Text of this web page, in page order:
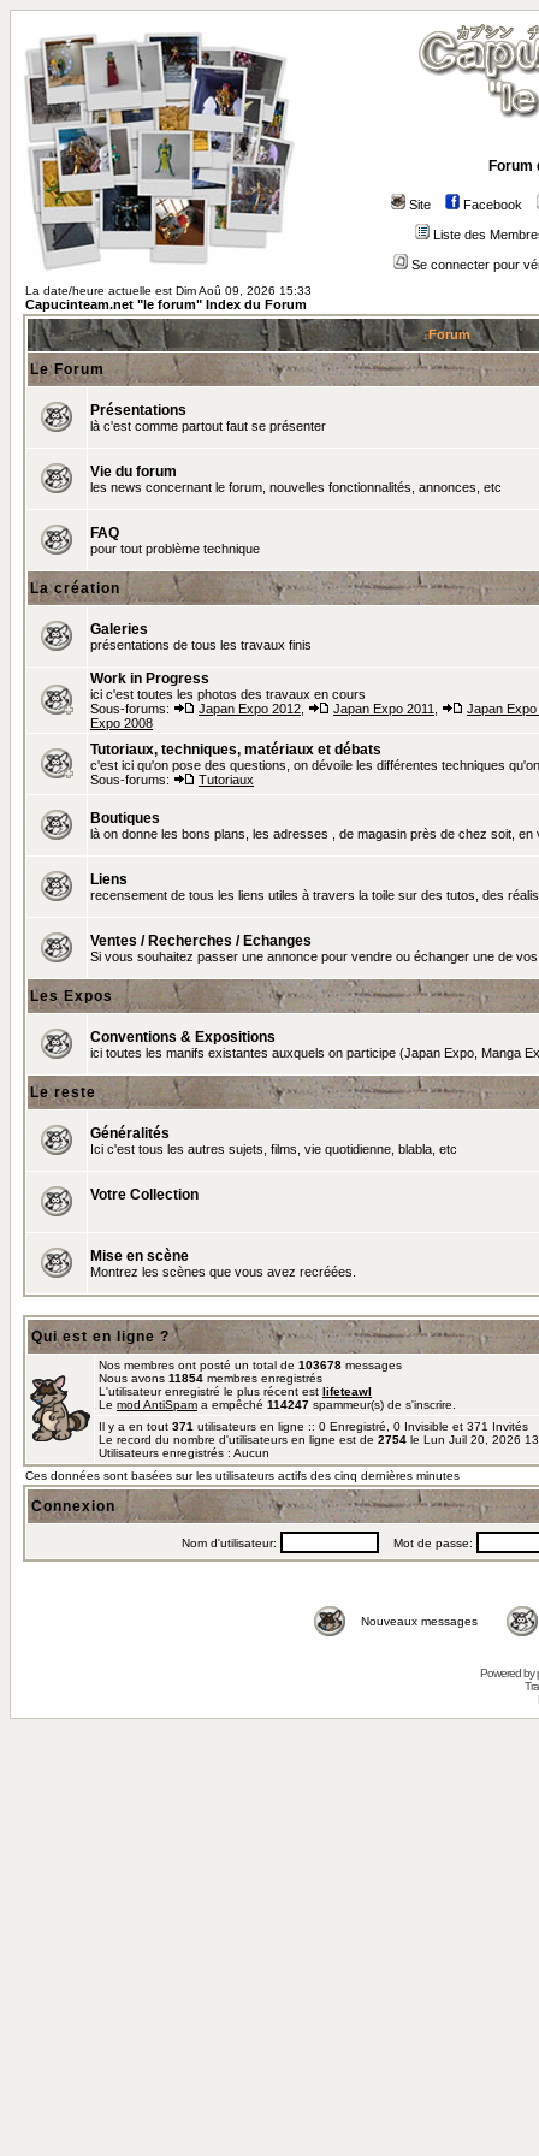
Forum
Site Facebook
Liste des
Se connecter pour
La date/heure actuelle est Dim Aoû 09, 2026 15:33
Capucinteam.net "le forum" Index du Forum
Forum
Le Forum
Présentations
là c'est comme partout faut se présenter
Vie du forum
les news concernant le forum, nouvelles fonctionnalités, annonces, etc
FAQ
pour tout problème technique
La création
Galeries
présentations de tous les travaux finis
Work in Progress
ici c'est toutes les photos des travaux en cours
Sous-forums:
Japan Expo 2012 Japan Expo 2011
Japan Expo
Expo 2008
Tutoriaux, techniques, matériaux et débats
c'est ici qu'on pose des questions, on dévoile les différentes techniques
Sous-forums:
Tutoriaux
Boutiques
là on donne les bons plans, les adresses , de magasin près de chez soit, en
Liens
recensement de tous les liens utiles à travers la toile sur des tutos, des
Ventes / Recherches / Echanges
Si vous souhaitez passer une annonce pour vendre ou échanger une de
Les Expos
Conventions & Expositions
ici toutes les manifs existantes auxquels on participe (Japan Expo, Manga
Le reste
Généralités
Ici c'est tous les autres sujets, films, vie quotidienne, blabla, etc
Votre Collection
Mise en scène
Montrez les scènes que vous avez recréées.
Qui est en ligne ?
Nos membres ont posté un total de 103678 messages
Nous avons 11854 membres enregistrés
L'utilisateur enregistré le plus récent est lifeteawl
Le mod AntiSpam a empêché 114247 spammeur(s) de s'inscrire.
Il y a en tout 371 utilisateurs en ligne :: 0 Enregistré, 0 Invisible et 371
Le record du nombre d'utilisateurs en ligne est de 2754 le Lun Juil 20, 2026
Utilisateurs enregistrés : Aucun
Ces données sont basées sur les utilisateurs actifs des cinq dernières minutes
Connexion
Nom d'utilisateur: Mot de passe:
Nouveaux messages
Powered by